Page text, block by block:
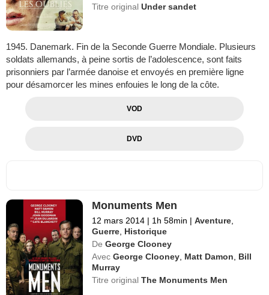
Titre originalUnder sandet
1945. Danemark. Fin de la Seconde Guerre Mondiale. Plusieurs
soldats allemands, à peine sortis de l’adolescence, sont faits
prisonniers par l’armée danoise et envoyés en première ligne
pour désamorcer les mines enfouies le long de la côte.
VOD
DVD
Monuments Men
12 mars 2014 | 1h 58min | Aventure,
Guerre, Historique
De George Clooney
Avec George Clooney, Matt Damon, Bill
Murray
Titre originalThe Monuments Men